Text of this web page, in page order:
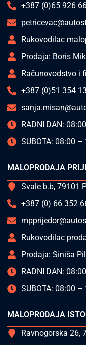
+387 (0)65 926
Rukovodilac
Prodaja: Boris
Računovodstvo i
+387 (0)51 354
RADNI DAN:
SUBOTA: 08:00 –
MALOPRODAJA
Svale b.b, 79101
+387 (0) 66 352
Rukovodilac
Prodaja: Siniša
RADNI DAN:
SUBOTA: 08:00 –
MALOPRODAJA
Ravnogorska 26,